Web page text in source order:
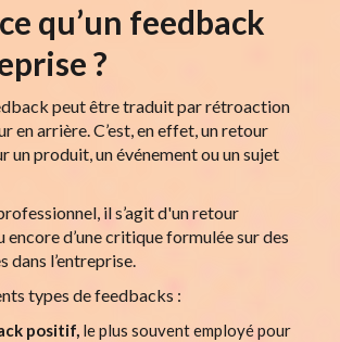
qu’un feedback
?
peut être traduit par rétroaction
en arrière. C’est, en effet, un retour
un produit, un événement ou un sujet
il s’agit d'un retour
encore d’une critique formulée sur des
dans l’entreprise.
types de feedbacks :
positif, le plus souvent employé pour